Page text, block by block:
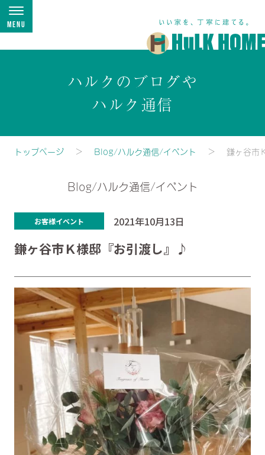
Menu
ハルクのブログや
ハルク通信
トップページ Blog/ハルク通信/イベント 鎌ヶ谷市
Blog/ハルク通信/イベント
お客様イベント 2021年10月13日
鎌ヶ谷市Ｋ様邸『お引渡し』♪